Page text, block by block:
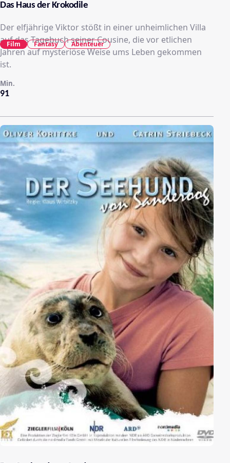
Das Haus der Krokodile
Der elfjährige Viktor stößt in einer unheimlichen Villa
auf das Tagebuch seiner Cousine, die vor etlichen
Jahren auf mysteriöse Weise ums Leben gekommen
ist.
91
Min.
Film Fantasy Abenteuer